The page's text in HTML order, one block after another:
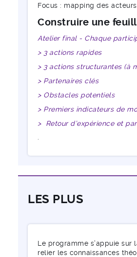
Focus : mapping des
Construire une
Atelier final - Chaque
> 3 actions rapides
> 3 actions structurantes (à
> Partenaires clés
> Obstacles potentiels
> Premiers indicateurs de
> Retour d’expérience et
LES PLUS
Le programme s’appuie
relier les connaissances